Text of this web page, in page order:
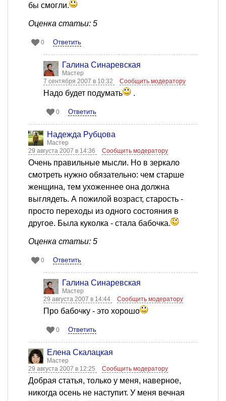
бы смогли.
Оценка статьи: 5
0 Ответить
Галина Синаревская
Мастер
7 сентября 2007 в 10:32
Сообщить модератору
Надо будет подумать .
0 Ответить
Надежда Рубцова
Мастер
29 августа 2007 в 14:36
Сообщить модератору
Очень правильные мысли. Но в зеркало
смотреть нужно обязательно: чем старше
женщина, тем ухоженнее она должна
выглядеть. А пожилой возраст, старость -
просто переходы из одного состояния в
другое. Была куколка - стала бабочка.
Оценка статьи: 5
0 Ответить
Галина Синаревская
Мастер
29 августа 2007 в 14:44
Сообщить модератору
Про бабочку - это хорошо
0 Ответить
Елена Скалацкая
Мастер
29 августа 2007 в 12:25
Сообщить модератору
Добрая статья, только у меня, наверное,
никогда осень не наступит. У меня вечная